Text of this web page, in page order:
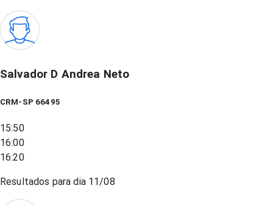
Salvador D Andrea Neto
CRM-SP 66495
15:50
16:00
16:20
Resultados para dia 11/08